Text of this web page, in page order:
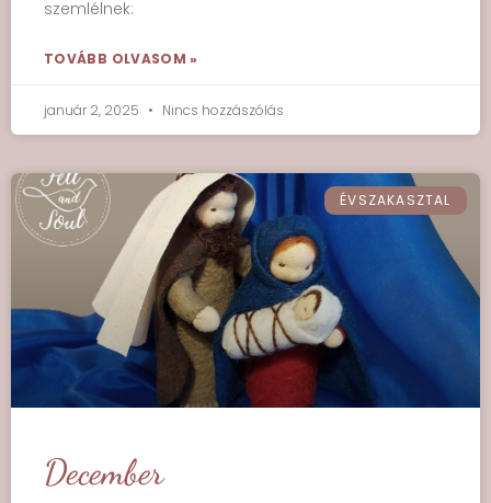
szemlélnek:
TOVÁBB OLVASOM »
január 2, 2025 Nincs hozzászólás
ÉVSZAKASZTAL
December